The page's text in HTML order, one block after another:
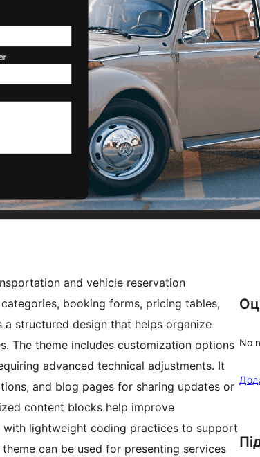
and vehicle reservation
booking forms, pricing tables,
structured design that helps organize
The theme includes customization options
advanced technical adjustments. It
and blog pages for sharing updates or
content blocks help improve
with lightweight coding practices to support
can be used for presenting services
No